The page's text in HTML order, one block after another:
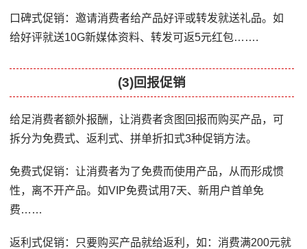
口碑式促销：邀请消费者给产品好评或转发就送礼品。如
给好评就送10G新媒体资料、转发可返5元红包…….
(3)回报促销
给足消费者额外报酬，让消费者贪图回报而购买产品，可
拆分为免费式、返利式、拼单折扣式3种促销方法。
免费式促销：让消费者为了免费而使用产品，从而形成惯
性，离不开产品。如VIP免费试用7天、新用户首单免
费……
返利式促销：只要购买产品就给返利，如：消费满200元就